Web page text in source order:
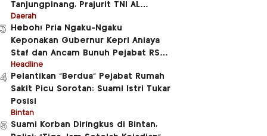
Tanjungpinang, Prajurit TNI AL
Meninggal Dunia
Daerah
Heboh! Pria Ngaku-Ngaku
Keponakan Gubernur Kepri Aniaya
Staf dan Ancam Bunuh Pejabat RSUD
RAT
Headline
Pelantikan “Berdua” Pejabat Rumah
Sakit Picu Sorotan: Suami Istri Tukar
Posisi
Bintan
Suami Korban Diringkus di Bintan,